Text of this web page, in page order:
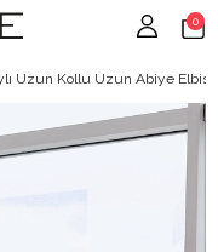
0
Uzun Kollu Uzun Abiye Elbise